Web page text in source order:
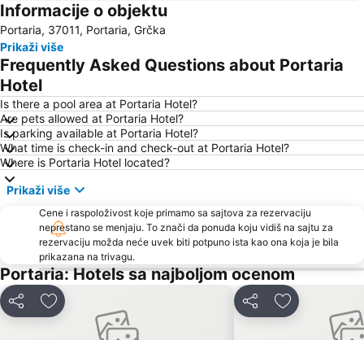
Agria
Chorefto
Alykes
Damouchari
Milopotamos
Achladies
Plaka
Ovrios
To τρενάκι του Πηλίου
Ρrehistoric settlement of Sesklo
Kastri
Volos stadium
Papa Nero
Traditional settelement Paleo Trikeri-Panagia
Agia Paraskevi
Kolios
Informacije o objektu
Portaria, 37011, Portaria, Grčka
Prikaži više
Frequently Asked Questions about Portaria
Hotel
Is there a pool area at Portaria Hotel?
Are pets allowed at Portaria Hotel?
Is parking available at Portaria Hotel?
What time is check-in and check-out at Portaria Hotel?
Where is Portaria Hotel located?
Prikaži više
Cene i raspoloživost koje primamo sa sajtova za rezervaciju
neprestano se menjaju. To znači da ponuda koju vidiš na sajtu za
rezervaciju možda neće uvek biti potpuno ista kao ona koja je bila
prikazana na trivagu.
Portaria: Hotels sa najboljom ocenom
Deli Dodati u favorite Deli Dodati u